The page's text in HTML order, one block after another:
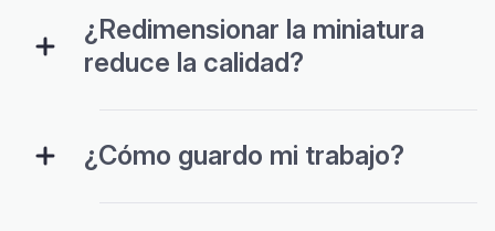
¿Redimensionar la miniatura
reduce la calidad?
¿Cómo guardo mi trabajo?